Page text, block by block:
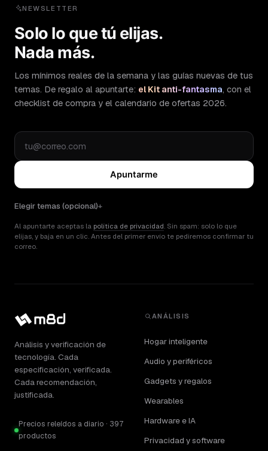
NEWSLETTER
Solo lo que tú elijas.
Nada más.
Los mínimos reales de la semana y las guías nuevas de tus
temas. De regalo al apuntarte: el Kit anti-fantasma, con el
checklist de compra y el calendario de ofertas 2026.
Apuntarme
Elegir temas (opcional)
Al apuntarte aceptas la política de privacidad. Sin spam: solo lo que
elijas, y baja en un clic. Antes del primer envío te pediremos confirmar tu
correo.
Análisis y verificación de
tecnología. Cada
especificación, verificada.
Cada recomendación,
justificada.
Precios releídos a diario · 397
productos
ANÁLISIS
Hogar inteligente
Audio y periféricos
Gadgets y regalos
Wearables
Hardware e IA
Privacidad y software